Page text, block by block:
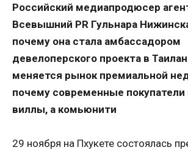
Российский медиапродюсер
Всевышний PR Гульнара
почему она стала амбассадором
девелоперского проекта в
меняется рынок премиальной
почему современные
виллы, а комьюнити
29 ноября на Пхукете состоялась